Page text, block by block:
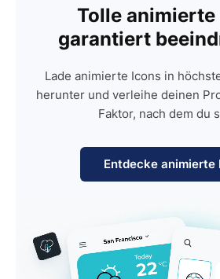
Tolle animierte
garantiert
Lade animierte Icons in
herunter und verleihe deinen
Faktor, nach dem du
Entdecke animierte